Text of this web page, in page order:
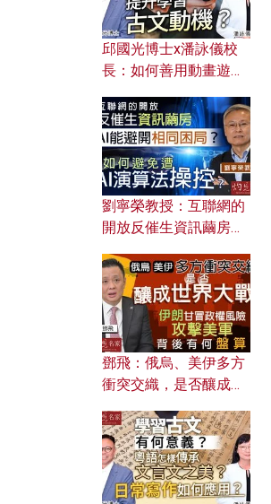
邱國光博士x潘詠儀校
長：如何善用動畫遊戲
劉寧榮教授：互聯網的
開放反催生資訊繭房，
何避免遭AI演算法操
控？
鄧飛：俄烏、美伊多方
衝突交織，是否釀成世
風險攻擊美軍，背後有
何盤算？